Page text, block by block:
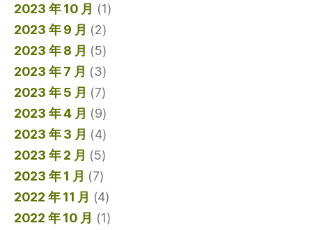
2023 年 10 月 (1)
2023 年 9 月 (2)
2023 年 8 月 (5)
2023 年 7 月 (3)
2023 年 5 月 (7)
2023 年 4 月 (9)
2023 年 3 月 (4)
2023 年 2 月 (5)
2023 年 1 月 (7)
2022 年 11 月 (4)
2022 年 10 月 (1)